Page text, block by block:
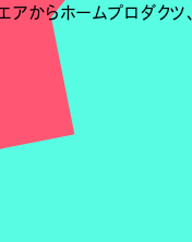
アからホームプロダクツ